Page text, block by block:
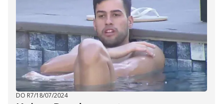
DO R7/18/07/2024